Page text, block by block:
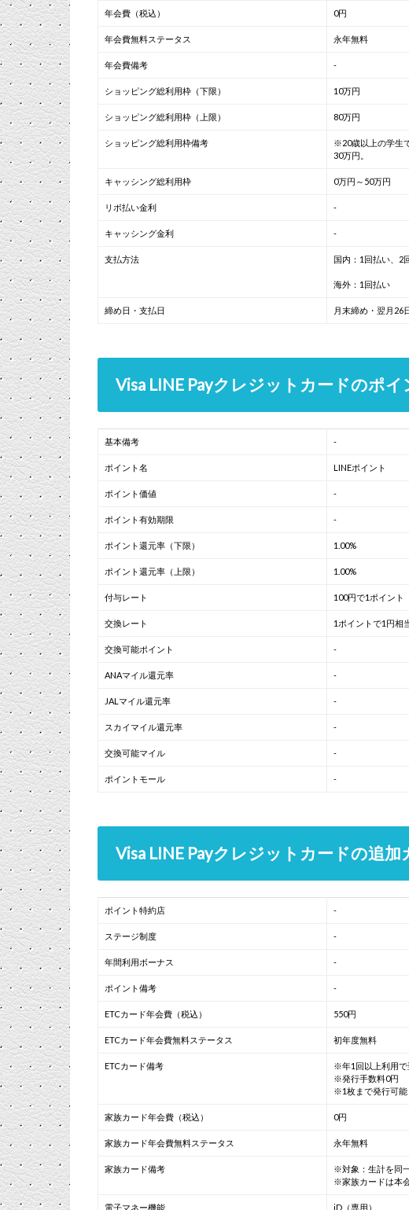
年会費（税込） 0円
年会費無料ステータス 永年無料
年会費備考 -
ショッピング総利用枠（下限） 10万円
ショッピング総利用枠（上限） 80万円
ショッピング総利用枠備考
※20歳以上の学生
30万円。
キャッシング総利用枠 0万円～50万円
リボ払い金利 -
キャッシング金利 -
支払方法 国内：1回払い、2
海外：1回払い
締め日・支払日 月末締め・翌月26
Visa LINE Payクレジットカードのポ
基本備考 -
ポイント名 LINEポイント
ポイント価値 -
ポイント有効期限 -
ポイント還元率（下限） 1.00%
ポイント還元率（上限） 1.00%
付与レート 100円で1ポイント
交換レート 1ポイントで1円相
交換可能ポイント -
ANAマイル還元率 -
JALマイル還元率 -
スカイマイル還元率 -
交換可能マイル -
ポイントモール -
Visa LINE Payクレジットカードの追加
ポイント特約店 -
ステージ制度 -
年間利用ボーナス -
ポイント備考 -
ETCカード年会費（税込） 550円
ETCカード年会費無料ステータス 初年度無料
ETCカード備考
※年1回以上利用で
※発行手数料0円
※1枚まで発行可能
家族カード年会費（税込） 0円
家族カード年会費無料ステータス 永年無料
家族カード備考
※対象：生計を同
※家族カードは本
電子マネー機能 iD（専用）